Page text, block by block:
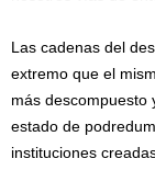
Las cadenas del
extremo que el
más descompuesto
estado de
instituciones